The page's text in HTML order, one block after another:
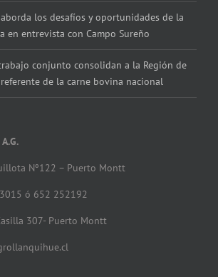
los desafíos y oportunidades de la
en entrevista con Campo Sureño
conjunto consolidan a la Región de
de la carne bovina nacional
Nº122 – Puerto Montt
ó 652 252192
307- Puerto Montt